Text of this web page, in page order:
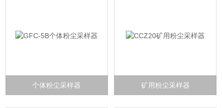
个体粉尘采样器 矿用粉尘采样器